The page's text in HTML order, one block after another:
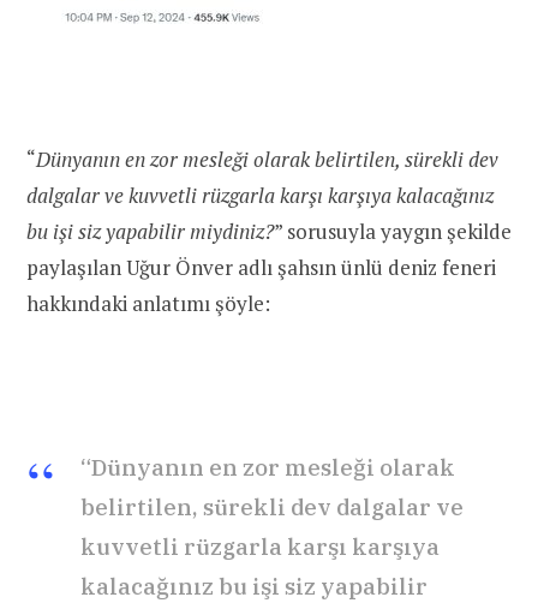
“Dünyanın en zor mesleği olarak belirtilen, sürekli dev
dalgalar ve kuvvetli rüzgarla karşı karşıya kalacağınız
bu işi siz yapabilir miydiniz?” sorusuyla yaygın şekilde
paylaşılan Uğur Önver adlı şahsın ünlü deniz feneri
hakkındaki anlatımı şöyle:
“Dünyanın en zor mesleği olarak
belirtilen, sürekli dev dalgalar ve
kuvvetli rüzgarla karşı karşıya
kalacağınız bu işi siz yapabilir